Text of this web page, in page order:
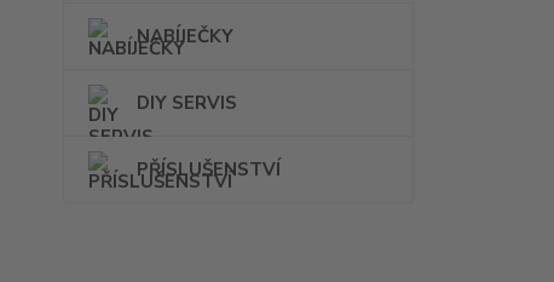
NABÍJEČKY
DIY SERVIS
PŘÍSLUŠENSTVÍ